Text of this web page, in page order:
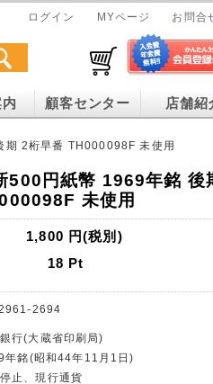
ログイン MYページ お問合
顧客センター 店舗紹
期 2桁早番 TH000098F 未使用
500円紙幣 1969年銘 後
未使用
1,800 円(税別)
18 Pt
2694
行(大蔵省印刷局)
年銘(昭和44年11月1日)
止、現行通貨